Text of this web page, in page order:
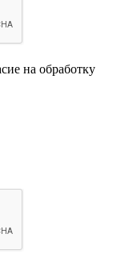
на обработку